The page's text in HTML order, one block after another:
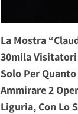
La Mostra
30mila Visitatori
Solo Per
Ammirare 2
Liguria, Con Lo